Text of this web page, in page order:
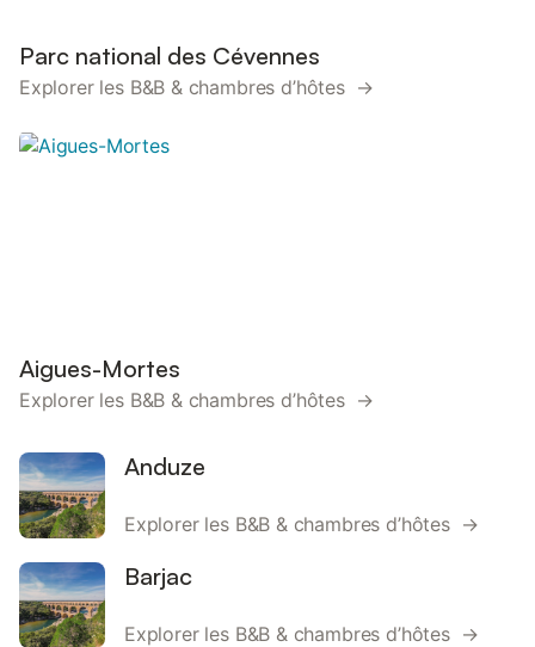
Parc national des Cévennes
Explorer les B&B & chambres d’hôtes →
Aigues-Mortes
Explorer les B&B & chambres d’hôtes →
Anduze
Explorer les B&B & chambres d’hôtes →
Barjac
Explorer les B&B & chambres d’hôtes →